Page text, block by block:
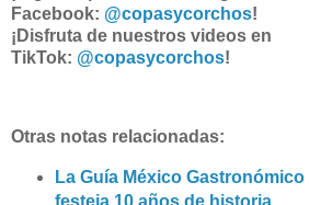
Facebook: @copasycorchos!
¡Disfruta de nuestros videos en
TikTok: @copasycorchos!
Otras notas relacionadas:
La Guía México
festeja 10 años de historia